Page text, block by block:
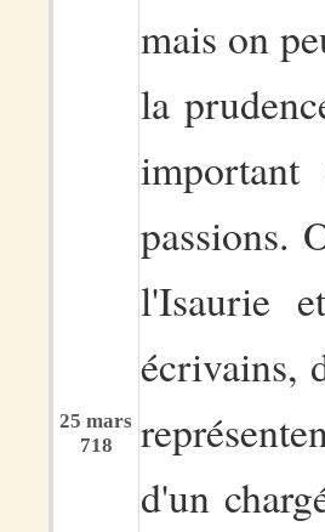
25 mars
718
mais on
la
passions.
l'Isaurie
écrivains,
d'un